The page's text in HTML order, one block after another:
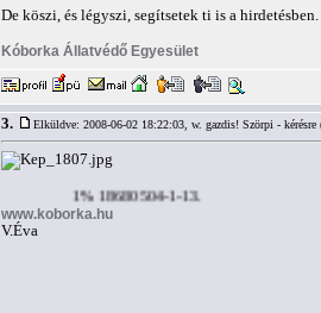
De köszi, és légyszi, segítsetek ti is a hirdetésben.
Kóborka Állatvédő Egyesület
3. Elküldve: 2008-06-02 18:22:03, w. gazdis! Szörpi -
1% 18680504-1-13.
www.koborka.hu
V.Éva